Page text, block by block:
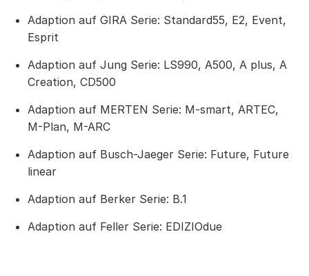
Adaption auf GIRA Serie: Standard55, E2, Event,
Esprit
Adaption auf Jung Serie: LS990, A500, A plus, A
Creation, CD500
Adaption auf MERTEN Serie: M-smart, ARTEC,
M-Plan, M-ARC
Adaption auf Busch-Jaeger Serie: Future, Future
linear
Adaption auf Berker Serie: B.1
Adaption auf Feller Serie: EDIZIOdue